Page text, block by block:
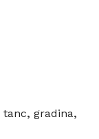
tanc, gradina,